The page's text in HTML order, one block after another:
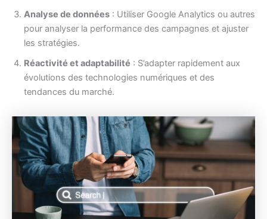
Analyse de données : Utiliser Google Analytics ou autres
pour analyser la performance des campagnes et ajuster
les stratégies.
Réactivité et adaptabilité : S’adapter rapidement aux
évolutions des technologies numériques et des
tendances du marché.